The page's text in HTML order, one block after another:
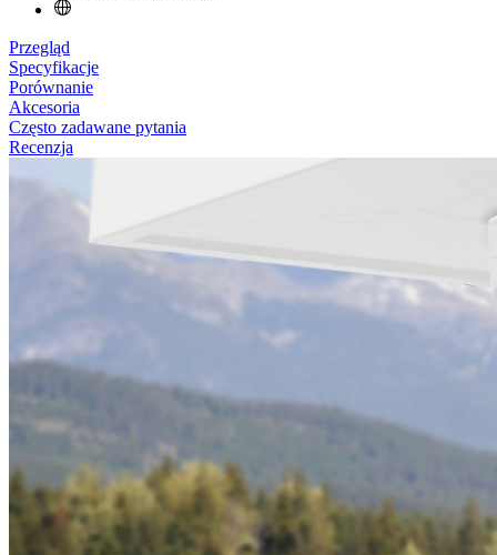
Przegląd
Specyfikacje
Porównanie
Akcesoria
Często zadawane pytania
Recenzja